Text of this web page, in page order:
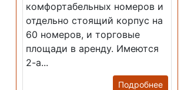
комфортабельных номеров и
отдельно стоящий корпус на
60 номеров, и торговые
площади в аренду. Имеются
2-а...
Подробнее